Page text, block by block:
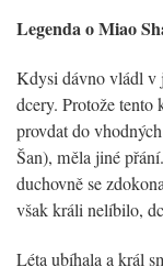
Legenda o Miao
Kdysi dávno vládl v
dcery. Protože tento
provdat do
Šan), měla jiné
duchovně se
však králi nelíbilo,
Léta ubíhala a král